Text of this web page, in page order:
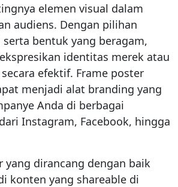
elemen visual dalam
audiens. Dengan pilihan
bentuk yang beragam,
identitas merek atau
efektif. Frame poster
menjadi alat branding yang
Anda di berbagai
Instagram, Facebook, hingga
yang dirancang dengan baik
konten yang shareable di